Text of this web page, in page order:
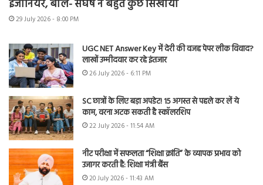
इंजीनियर, बोले- संघर्ष ने बहुत कुछ सिखाया
29 July 2026 - 8:00 PM
UGC NET Answer Key में देरी की वजह पेपर लीक विवाद?
लाखों उम्मीदवार कर रहे इंतजार
26 July 2026 - 6:11 PM
SC छात्रों के लिए बड़ा अपडेट! 15 अगस्त से पहले कर लें ये
काम, वरना अटक सकती है स्कॉलरशिप
22 July 2026 - 11:54 AM
नीट परीक्षा में सफलता “शिक्षा क्रांति” के व्यापक प्रभाव को
उजागर करती है: शिक्षा मंत्री बैंस
20 July 2026 - 11:43 AM